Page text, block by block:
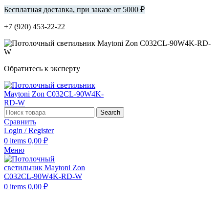
Бесплатная доставка, при заказе от 5000 ₽
+7 (920) 453-22-22
Обратитесь к эксперту
Search
Сравнить
Login / Register
0 items 0,00 ₽
Меню
0 items 0,00 ₽